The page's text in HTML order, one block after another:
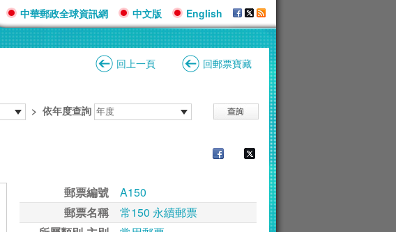
中華郵政全球資訊網 中文版 English
回上一頁 回郵票寶藏
> 依年度查詢
郵票編號
A150
郵票名稱
常150 永續郵票